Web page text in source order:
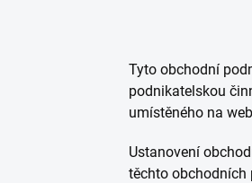
Tyto obchodní
podnikatelskou
umístěného na
Ustanovení
těchto obchodních